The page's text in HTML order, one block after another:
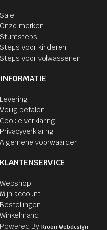
Sale
Onze merken
Stuntsteps
Steps voor kinderen
Steps voor volwassenen
INFORMATIE
Levering
Veilig betalen
Cookie verklaring
Privacyverklaring
Algemene voorwaarden
KLANTENSERVICE
Webshop
Mijn account
Bestellingen
Winkelmand
Powered By Kroon Webdesign